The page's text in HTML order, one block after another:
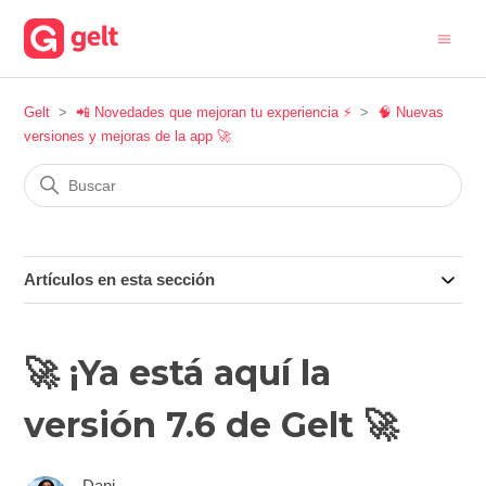
Gelt 📲 Novedades que mejoran tu experiencia ⚡
🧠 Nuevas
versiones y mejoras de la app 🚀
Artículos en esta sección
🚀 ¡Ya está aquí la
versión 7.6 de Gelt 🚀